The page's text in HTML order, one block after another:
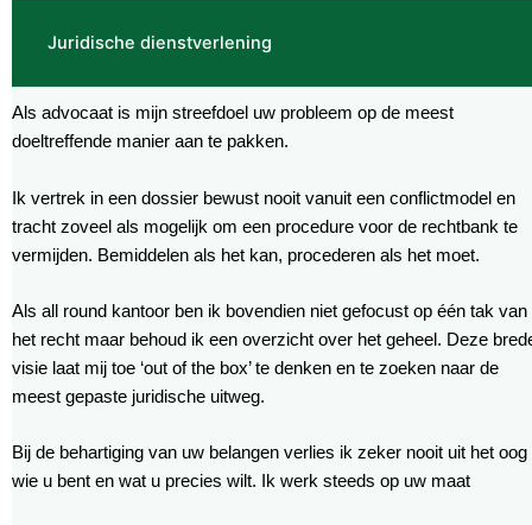
Juridische dienstverlening
Als advocaat is mijn streefdoel uw probleem op de meest
doeltreffende manier aan te pakken.
Ik vertrek in een dossier bewust nooit vanuit een conflictmodel en
tracht zoveel als mogelijk om een procedure voor de rechtbank te
vermijden. Bemiddelen als het kan, procederen als het moet.
Als all round kantoor ben ik bovendien niet gefocust op één tak van
het recht maar behoud ik een overzicht over het geheel. Deze
visie laat mij toe ‘out of the box’ te denken en te zoeken naar de
meest gepaste juridische uitweg.
Bij de behartiging van uw belangen verlies ik zeker nooit uit het oog
wie u bent en wat u precies wilt. Ik werk steeds op uw maat